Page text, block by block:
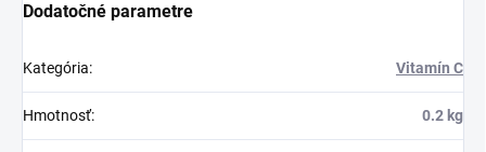
Dodatočné parametre
Kategória: Vitamín C
Hmotnosť: 0.2 kg